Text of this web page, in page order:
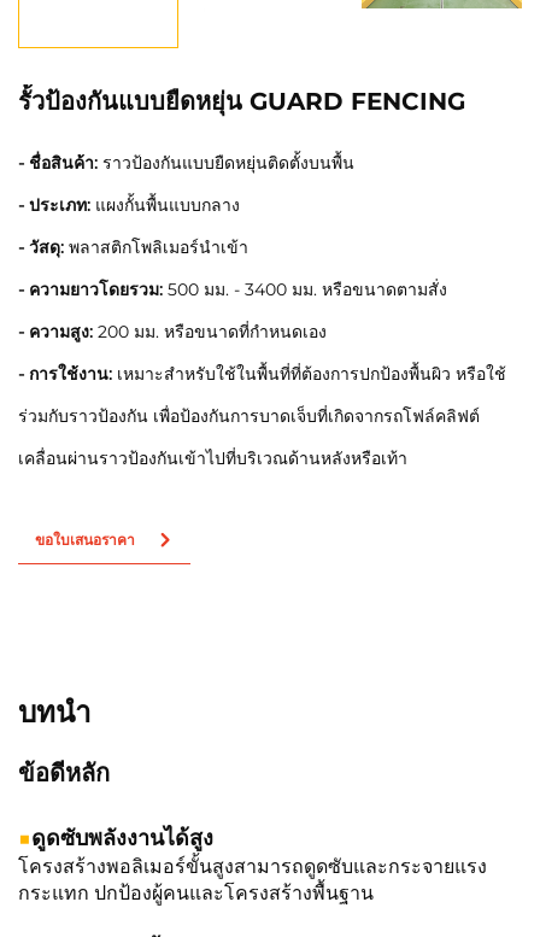
รั้วป้องกันแบบยืดหยุ่น GUARD FENCING
- ชื่อสินค้า: ราวป้องกันแบบยืดหยุ่นติดตั้งบนพื้น
- ประเภท: แผงกั้นพื้นแบบกลาง
- วัสดุ: พลาสติกโพลิเมอร์นำเข้า
- ความยาวโดยรวม: 500 มม. - 3400 มม. หรือขนาดตามสั่ง
- ความสูง: 200 มม. หรือขนาดที่กำหนดเอง
- การใช้งาน: เหมาะสำหรับใช้ในพื้นที่ที่ต้องการปกป้องพื้นผิว หรือใช้
ร่วมกับราวป้องกัน เพื่อป้องกันการบาดเจ็บที่เกิดจากรถโฟล์คลิฟต์
เคลื่อนผ่านราวป้องกันเข้าไปที่บริเวณด้านหลังหรือเท้า
ขอใบเสนอราคา
บทนำ
ข้อดีหลัก
■ดูดซับพลังงานได้สูง
โครงสร้างพอลิเมอร์ขั้นสูงสามารถดูดซับและกระจายแรง
กระแทก ปกป้องผู้คนและโครงสร้างพื้นฐาน